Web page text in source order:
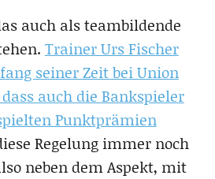
auch als teambildende
Trainer Urs Fischer
seiner Zeit bei Union
auch die Bankspieler
Punktprämien
Regelung immer noch
neben dem Aspekt, mit